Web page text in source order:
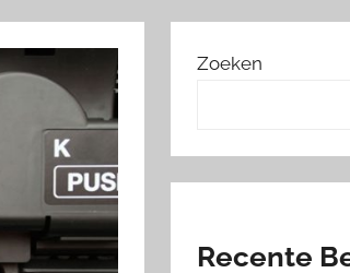
Zoeken
Recente